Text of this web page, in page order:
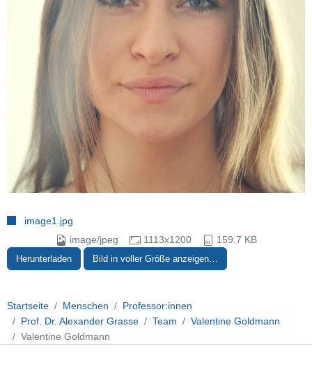
image1.jpg
image/jpeg
1113x1200 159.7 KB
Herunterladen Bild in voller Größe anzeigen…
Startseite Menschen
Professor:innen
Prof. Dr. Alexander Grasse
Team
Valentine Goldmann
Valentine Goldmann